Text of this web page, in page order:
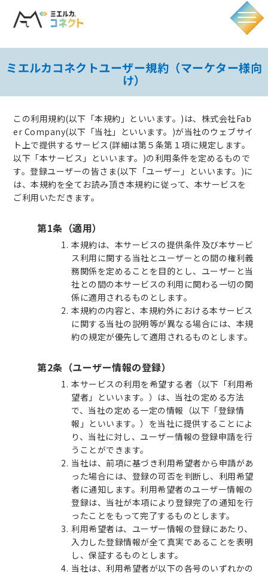
ミエルカコネクトユーザー規約（マーケター様向
け）
この利用規約(以下「本規約」といいます。)は、株式会社Fab
er Company(以下「当社」といいます。)が当社のウェブサイ
ト上で提供するサービス(詳細は第５条第１項に規定します。
以下「本サービス」といいます。)の利用条件を定めるもので
す。登録ユーザーの皆さま(以下「ユーザー」といいます。)に
は、本規約を全てお読み頂き本規約に従って、本サービスを
ご利用いただきます。
第1条（適用）
本規約は、本サービスの提供条件及び本サービ
ス利用に関する当社とユーザーとの間の権利義
務関係を定めることを目的とし、ユーザーと当
社との間の本サービスの利用に関わる一切の関
係に適用されるものとします。
本規約の内容と、本規約外における本サービス
に関する当社の説明等が異なる場合には、本規
約の規定が優先して適用されるものとします。
第2条（ユーザー情報の登録）
本サービスの利用を希望する者（以下「利用希
望者」といいます。）は、当社の定める方法
で、当社の定める一定の情報（以下「登録情
報」といいます。）を当社に提供することによ
り、当社に対し、ユーザー情報の登録申請を行
うことができます。
当社は、前項に基づき利用希望者から申請があ
った場合には、登録の可否を判断し、利用希望
者に通知します。利用希望者のユーザー情報の
登録は、当社が本項により登録完了の通知を行
ったことをもって完了するものとします。
利用希望者は、ユーザー情報の登録にあたり、
入力した登録情報が全て真実であることを表明
し、保証するものとします。
当社は、利用希望者が以下の各号のいずれかの